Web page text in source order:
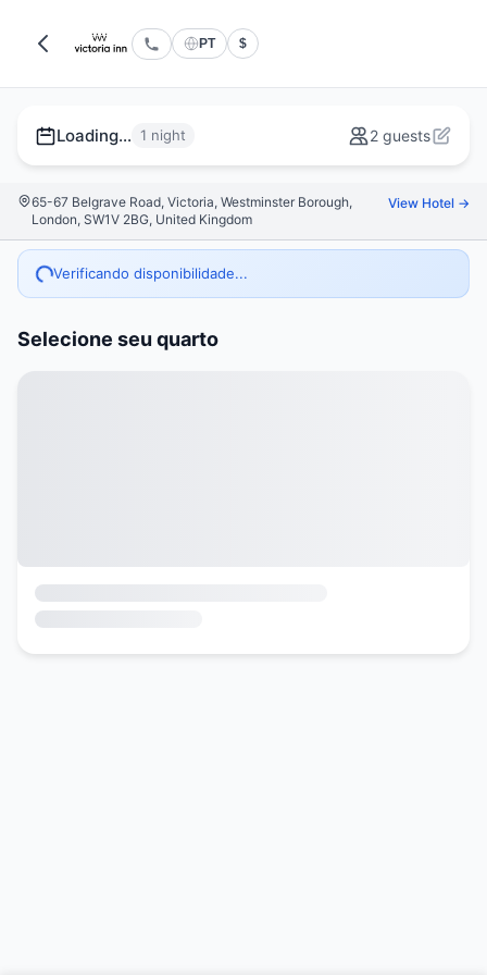
PT $
Loading... 1 night 2 guests
65-67 Belgrave Road, Victoria, Westminster Borough,
London, SW1V 2BG, United Kingdom
View Hotel →
Verificando disponibilidade...
Selecione seu quarto